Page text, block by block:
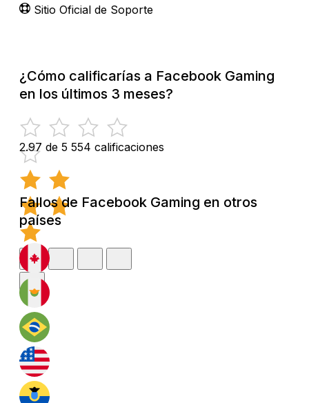
Sitio Oficial de Soporte
¿Cómo calificarías a Facebook Gaming
en los últimos 3 meses?
2.97 de 5 554 calificaciones
Fallos de Facebook Gaming en otros
países